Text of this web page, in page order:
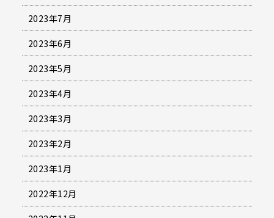
2023年7月
2023年6月
2023年5月
2023年4月
2023年3月
2023年2月
2023年1月
2022年12月